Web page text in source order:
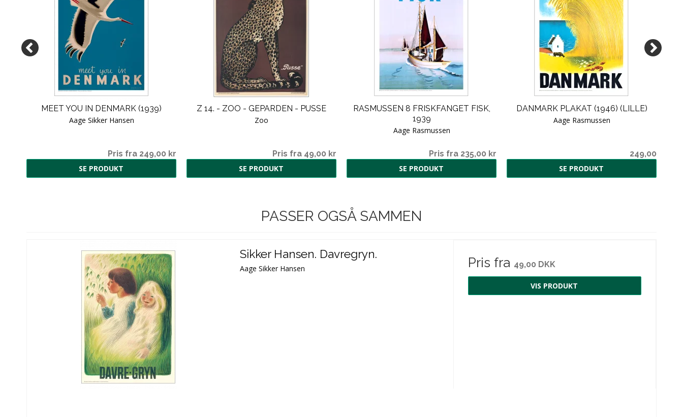
MEET YOU IN DENMARK (1939)
Aage Sikker Hansen
Pris fra 249,00 kr
SE PRODUKT
Z 14. - ZOO - GEPARDEN - PUSSE
Zoo
Pris fra 49,00 kr
SE PRODUKT
RASMUSSEN 8 FRISKFANGET FISK,
1939
Aage Rasmussen
Pris fra 235,00 kr
SE PRODUKT
DANMARK PLAKAT (1946) (LILLE)
Aage Rasmussen
249,00
SE PRODUKT
PASSER OGSÅ SAMMEN
Sikker Hansen. Davregryn.
Aage Sikker Hansen Pris fra 49,00 DKK
VIS PRODUKT